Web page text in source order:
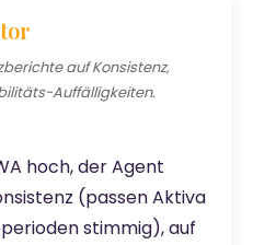
auf Konsistenz,
Auffälligkeiten.
hoch, der Agent
(passen Aktiva
stimmig), auf